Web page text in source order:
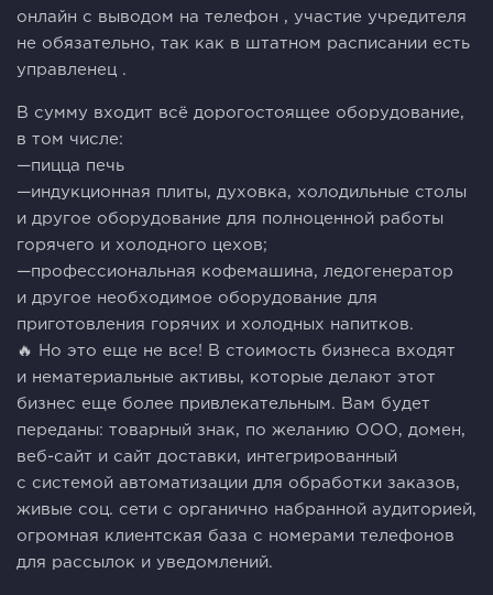
онлайн с выводом на телефон , участие учредителя
не обязательно, так как в штатном расписании есть
управленец .
В сумму входит всё дорогостоящее оборудование,
в том числе:
—пицца печь
—индукционная плиты, духовка, холодильные столы
и другое оборудование для полноценной работы
горячего и холодного цехов;
—профессиональная кофемашина, ледогенератор
и другое необходимое оборудование для
приготовления горячих и холодных напитков.
🔥 Но это еще не все! В стоимость бизнеса входят
и нематериальные активы, которые делают этот
бизнес еще более привлекательным. Вам будет
переданы: товарный знак, по желанию ООО, домен,
веб-сайт и сайт доставки, интегрированный
с системой автоматизации для обработки заказов,
живые соц. сети с органично набранной аудиторией,
огромная клиентская база с номерами телефонов
для рассылок и уведомлений.